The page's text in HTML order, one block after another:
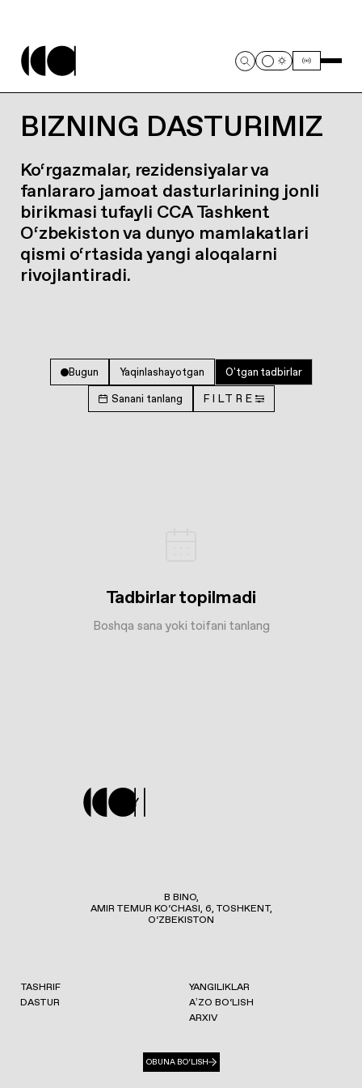
BIZNING DASTURIMIZ
Ko‘rgazmalar, rezidensiyalar va
fanlararo jamoat dasturlarining jonli
birikmasi tufayli CCA Tashkent
O‘zbekiston va dunyo mamlakatlari
qismi o‘rtasida yangi aloqalarni
rivojlantiradi.
Bugun Yaqinlashayotgan O'tgan tadbirlar
Sanani tanlang FILTRE
Tadbirlar topilmadi
Boshqa sana yoki toifani tanlang
B BINO,
AMIR TEMUR KO‘CHASI, 6, TOSHKENT,
O‘ZBEKISTON
TASHRIF
DASTUR
YANGILIKLAR
AʼZO BO‘LISH
ARXIV
OBUNA BO‘LISH